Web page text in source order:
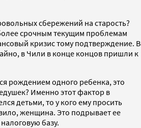
сбережений на старость?
срочным текущим проблемам
кризис тому подтверждение. В
в Чили в конце концов пришли к
рождением одного ребенка, это
Именно этот фактор в
детьми, то у кого ему просить
женщина. Это подрывает ее
базу.